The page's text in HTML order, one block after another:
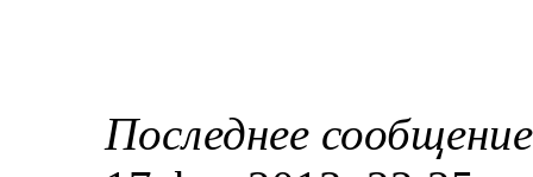
Последнее